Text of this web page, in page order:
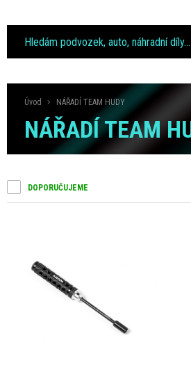
Úvod NÁŘADÍ TEAM HUDY
NÁŘADÍ TEAM
DOPORUČUJEME